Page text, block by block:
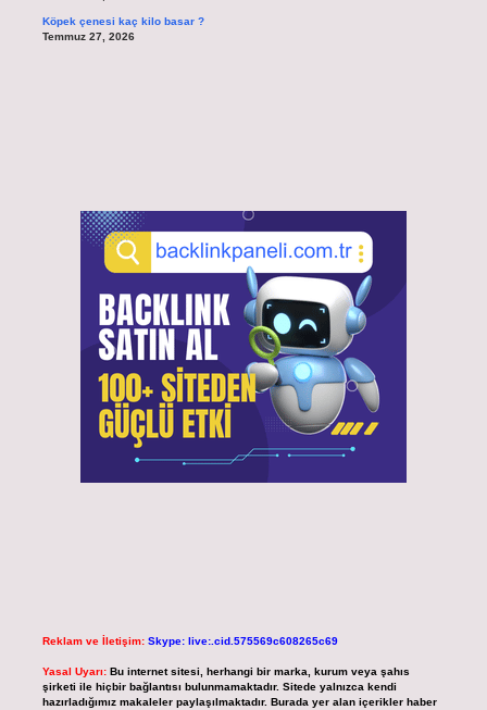
Köpek çenesi kaç kilo basar ?
Temmuz 27, 2026
Reklam ve İletişim: Skype: live:.cid.575569c608265c69
Yasal Uyarı: Bu internet sitesi, herhangi bir marka, kurum veya şahıs
şirketi ile hiçbir bağlantısı bulunmamaktadır. Sitede yalnızca kendi
hazırladığımız makaleler paylaşılmaktadır. Burada yer alan içerikler haber